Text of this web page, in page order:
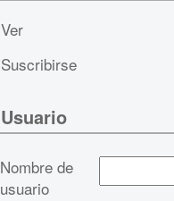
Ver
Suscribirse
Usuario
Nombre de
usuario